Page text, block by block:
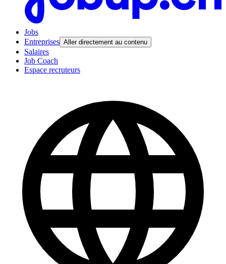
Jobs
Entreprises Aller directement au contenu
Salaires
Job Coach
Espace recruteurs